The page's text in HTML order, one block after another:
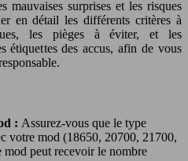
mauvaises surprises et les risques
en détail les différents critères à
les pièges à éviter, et les
étiquettes des accus, afin de vous
: Assurez-vous que le type
votre mod (18650, 20700, 21700,
peut recevoir le nombre